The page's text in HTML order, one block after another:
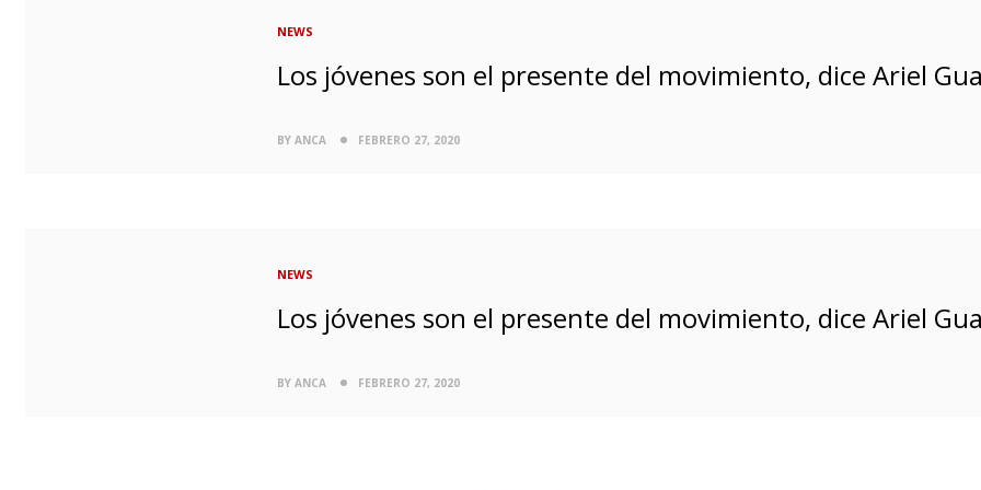
NEWS
Los jóvenes son el presente del movimiento, dice Ariel
BY ANCA FEBRERO 27, 2020
NEWS
Los jóvenes son el presente del movimiento, dice Ariel
BY ANCA FEBRERO 27, 2020